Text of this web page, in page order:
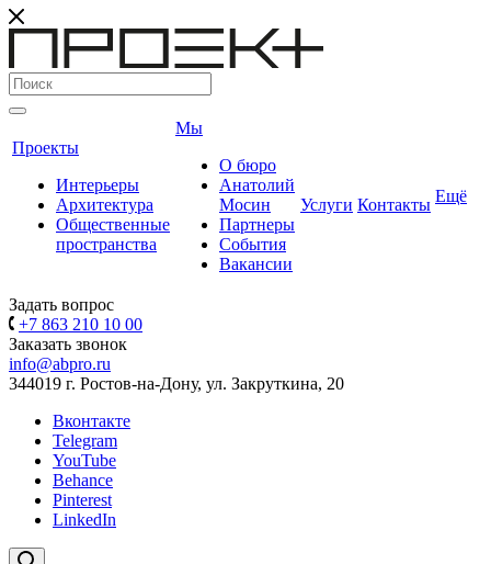
Проекты
Интерьеры
Архитектура
Общественные
пространства
Мы
О бюро
Анатолий
Мосин
Партнеры
События
Вакансии
Услуги Контакты Ещё
Задать вопрос
+7 863 210 10 00
Заказать звонок
info@abpro.ru
344019 г. Ростов-на-Дону, ул. Закруткина, 20
Вконтакте
Telegram
YouTube
Behance
Pinterest
LinkedIn